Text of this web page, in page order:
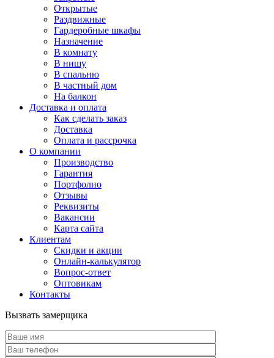
Открытые
Раздвижные
Гардеробные шкафы
Назначение
В комнату
В нишу
В спальню
В частный дом
На балкон
Доставка и оплата
Как сделать заказ
Доставка
Оплата и рассрочка
О компании
Производство
Гарантия
Портфолио
Отзывы
Реквизиты
Вакансии
Карта сайта
Клиентам
Скидки и акции
Онлайн-калькулятор
Вопрос-ответ
Оптовикам
Контакты
Вызвать замерщика